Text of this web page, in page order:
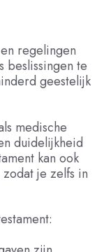
regelingen
beslissingen te
geestelijk
medische
duidelijkheid
kan ook
je zelfs in